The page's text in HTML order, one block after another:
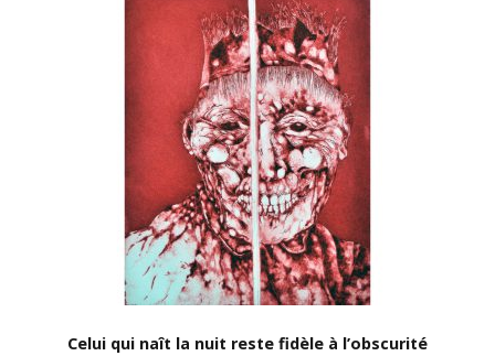
Celui qui naît la nuit reste fidèle à l’obscurité